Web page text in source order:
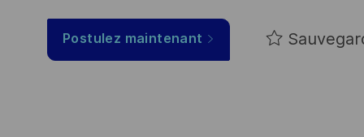
Postulez maintenant